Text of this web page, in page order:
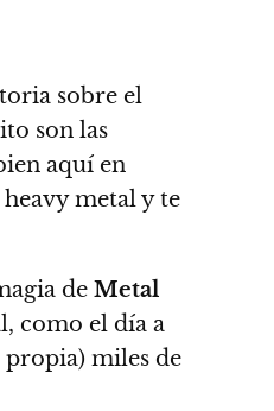
sobre el
son las
aquí en
metal y te
de Metal
como el día a
propia) miles de